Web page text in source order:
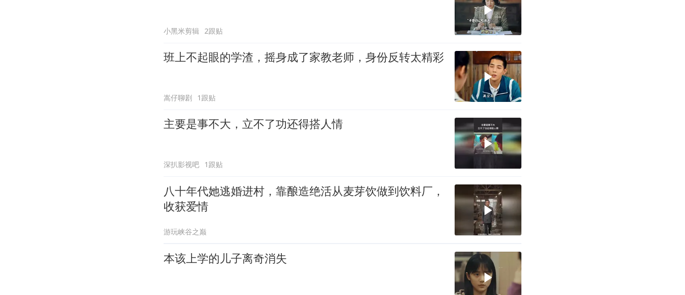
小黑米剪辑 2跟贴
班上不起眼的学渣，摇身成了家教老师，身份反转太精彩
嵩仔聊剧 1跟贴
主要是事不大，立不了功还得搭人情
深扒影视吧 1跟贴
八十年代她逃婚进村，靠酿造绝活从麦芽饮做到饮料厂，
收获爱情
游玩峡谷之巅
本该上学的儿子离奇消失